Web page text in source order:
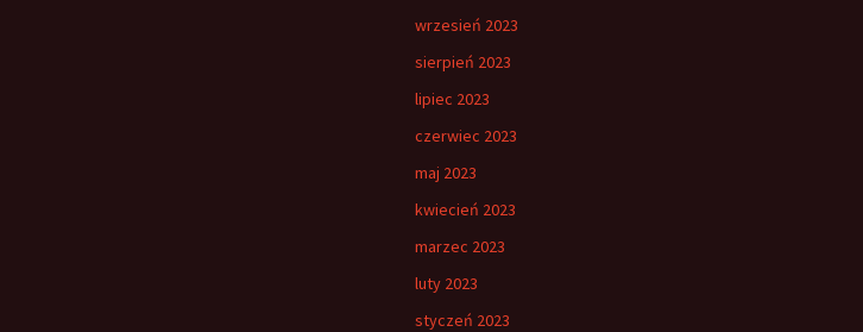
wrzesień 2023
sierpień 2023
lipiec 2023
czerwiec 2023
maj 2023
kwiecień 2023
marzec 2023
luty 2023
styczeń 2023